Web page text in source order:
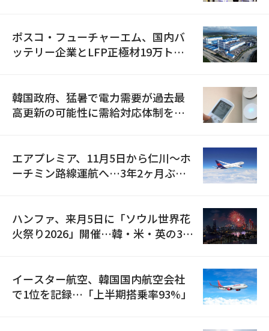
ポスコ・フューチャーエム、国内バ
ッテリー企業とLFP正極材19万トン
韓国政府、猛暑で電力需要が過去最
高更新の可能性に需給対応体制を点
エアプレミア、11月5日から仁川〜ホ
ーチミン路線運航へ…3年2ヶ月ぶり
ハンファ、来月5日に「ソウル世界花
火祭り2026」開催…韓・米・英の3カ
イースター航空、韓国国内航空会社
で1位を記録…「上半期搭乗率93%」